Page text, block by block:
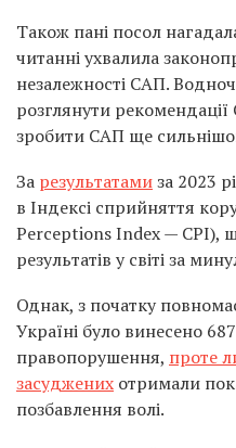
Також пані посол
читанні ухвалила
незалежності САП.
розглянути
зробити САП ще
За результатамиза 2023
в Індексі сприйняття
Perceptions Index — CPI),
результатів у світі за
Однак, з початку
Україні було винесено
правопорушення, проте
засуджених отримали
позбавлення волі.